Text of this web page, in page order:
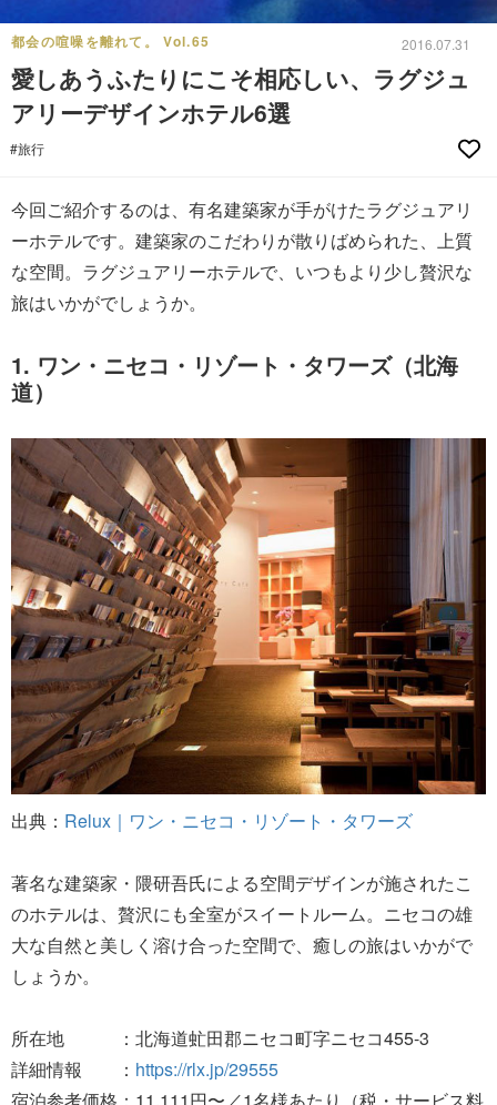
都会の喧噪を離れて。 Vol.65 2016.07.31
愛しあうふたりにこそ相応しい、ラグジュ
アリーデザインホテル6選
#旅行
今回ご紹介するのは、有名建築家が手がけたラグジュアリ
ーホテルです。建築家のこだわりが散りばめられた、上質
な空間。ラグジュアリーホテルで、いつもより少し贅沢な
旅はいかがでしょうか。
1. ワン・ニセコ・リゾート・タワーズ（北海
道）
出典： Relux｜ワン・ニセコ・リゾート・タワーズ
著名な建築家・隈研吾氏による空間デザインが施されたこ
のホテルは、贅沢にも全室がスイートルーム。ニセコの雄
大な自然と美しく溶け合った空間で、癒しの旅はいかがで
しょうか。
所在地 ：北海道虻田郡ニセコ町字ニセコ455-3
詳細情報 ： https://rlx.jp/29555
宿泊参考価格：11,111円〜／1名様あたり（税・サービス料